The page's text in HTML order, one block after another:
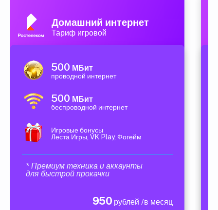
Домашний интернет
Тариф игровой
500 МБит
проводной интернет
500 МБит
беспроводной интернет
Игровые бонусы
Леста Игры, VK Play, Фогейм
* Премиум техника и аккаунты
для быстрой прокачки
950 рублей /в месяц